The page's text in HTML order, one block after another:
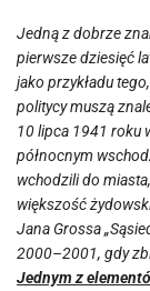
Jedną z dobrze
pierwsze dziesięć
jako przykładu
politycy muszą
10 lipca 1941 roku
północnym
wchodzili do
większość
Jana Grossa
2000–2001, gdy
Jednym z